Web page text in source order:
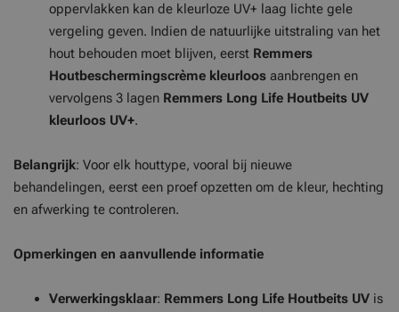
oppervlakken kan de kleurloze UV+ laag lichte gele
vergeling geven. Indien de natuurlijke uitstraling van het
hout behouden moet blijven, eerst Remmers
Houtbeschermingscrème kleurloos aanbrengen en
vervolgens 3 lagen Remmers Long Life Houtbeits UV
kleurloos UV+.
Belangrijk: Voor elk houttype, vooral bij nieuwe
behandelingen, eerst een proef opzetten om de kleur, hechting
en afwerking te controleren.
Opmerkingen en aanvullende informatie
Verwerkingsklaar: Remmers Long Life Houtbeits UV is